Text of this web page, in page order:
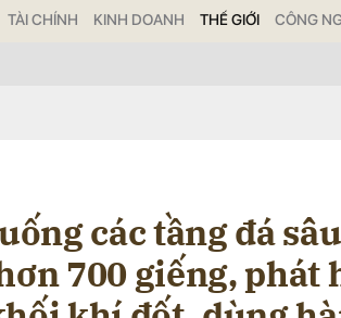
TÀI CHÍNH KINH DOANH THẾ GIỚI CÔNG
các tầng đá sâu
700 giếng, phát